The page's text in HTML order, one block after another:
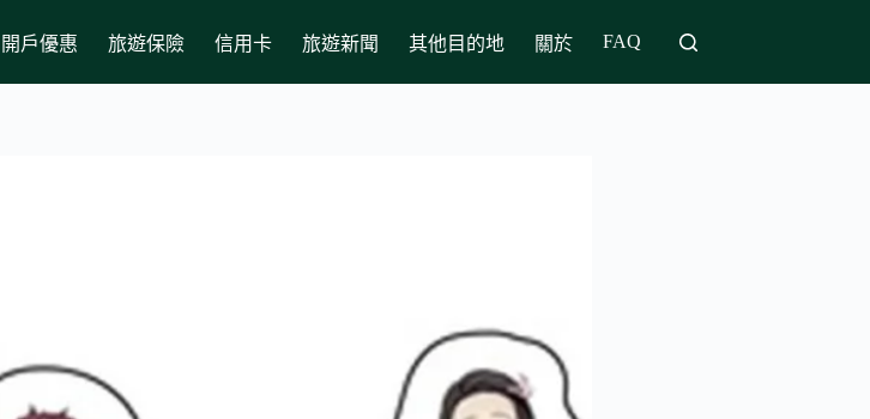
開戶優惠 旅遊保險 信用卡 旅遊新聞 其他目的地 關於 FAQ